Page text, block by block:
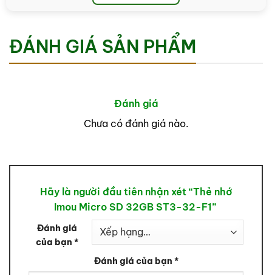
ĐÁNH GIÁ SẢN PHẨM
Đánh giá
Chưa có đánh giá nào.
Hãy là người đầu tiên nhận xét “Thẻ nhớ
Imou Micro SD 32GB ST3-32-F1”
Đánh giá
của bạn *
Đánh giá của bạn *